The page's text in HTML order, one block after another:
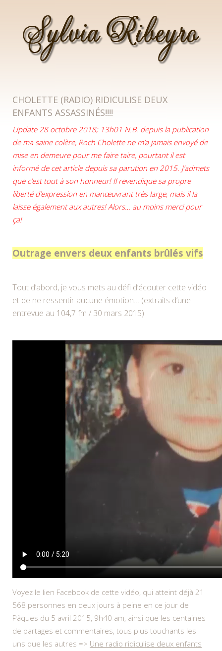
CHOLETTE (RADIO) RIDICULISE DEUX
ENFANTS ASSASSINÉS!!!!
Update 28 octobre 2018; 13h01 N.B. depuis la publication
de ma saine colère, Roch Cholette ne m’a jamais envoyé de
mise en demeure pour me faire taire, pourtant il est
informé de cet article depuis sa parution en 2015. J’admets
que c’est tout à son honneur! Il revendique sa propre
liberté d’expression en manœuvrant très large, mais il la
laisse également aux autres! Alors… au moins merci pour
ça!
Outrage envers deux enfants brûlés vifs
Tout d’abord, je vous mets au défi d’écouter cette vidéo
et de ne ressentir aucune émotion… (extraits d’une
entrevue au 104,7 fm / 30 mars 2015)
Voyez le lien Facebook de cette vidéo, qui atteint déjà 21
568 personnes en deux jours à peine en ce jour de
Pâques du 5 avril 2015, 9h40 am, ainsi que les centaines
de partages et commentaires, tous plus touchants les
uns que les autres => Une radio ridiculise deux enfants